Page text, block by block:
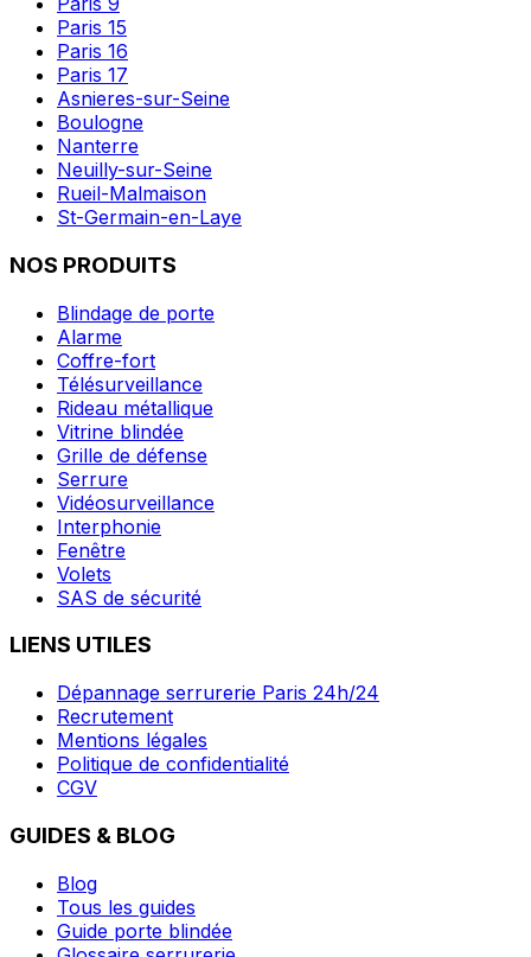
Paris 15
Paris 16
Paris 17
Asnieres-sur-Seine
Boulogne
Nanterre
Neuilly-sur-Seine
Rueil-Malmaison
St-Germain-en-Laye
NOS PRODUITS
Blindage de porte
Alarme
Coffre-fort
Télésurveillance
Rideau métallique
Vitrine blindée
Grille de défense
Serrure
Vidéosurveillance
Interphonie
Fenêtre
Volets
SAS de sécurité
LIENS UTILES
Dépannage serrurerie Paris 24h/24
Recrutement
Mentions légales
Politique de confidentialité
CGV
GUIDES & BLOG
Blog
Tous les guides
Guide porte blindée